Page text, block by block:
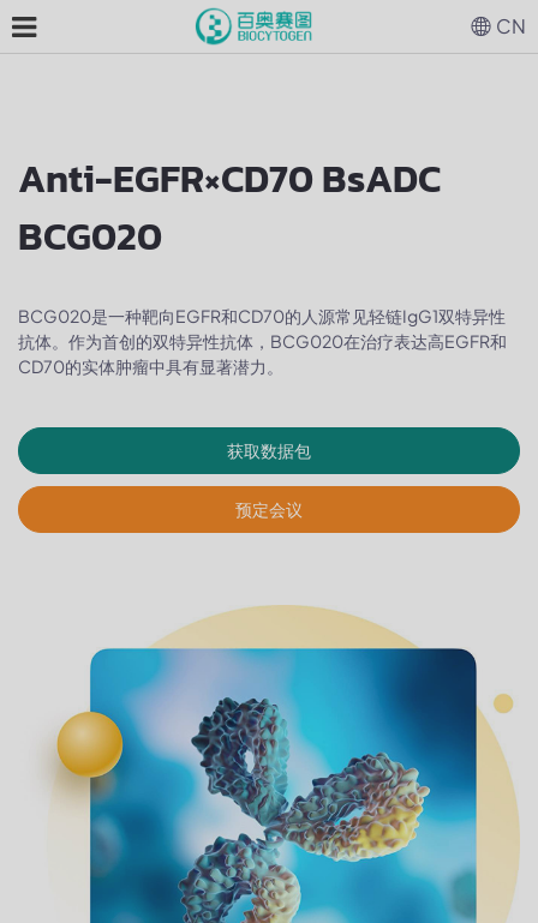
Anti-EGFR×CD70 BsADC
BCG020
BCG020是一种靶向EGFR和CD70的人源常见轻链IgG1双特异性
抗体。作为首创的双特异性抗体，BCG020在治疗表达高EGFR和
CD70的实体肿瘤中具有显著潜力。
获取数据包
预定会议
CN